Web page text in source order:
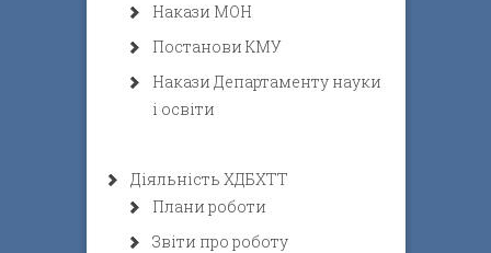
Накази МОН
Постанови КМУ
Накази Департаменту науки
і освіти
Діяльність ХДБХТТ
Плани роботи
Звіти про роботу